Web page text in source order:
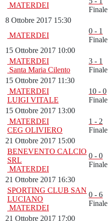
MATERDEI
Finale
8 Ottobre 2017 15:30
MATERDEI
0 - 1
Finale
15 Ottobre 2017 10:00
MATERDEI
Santa Maria Cilento
3 - 1
Finale
15 Ottobre 2017 11:30
MATERDEI
LUIGI VITALE
10 - 0
Finale
15 Ottobre 2017 13:00
MATERDEI
CEG OLIVIERO
1 - 2
Finale
21 Ottobre 2017 15:00
BENEVENTO CALCIO
SRL
MATERDEI
0 - 0
Finale
21 Ottobre 2017 16:30
SPORTING CLUB SAN
LUCIANO
MATERDEI
0 - 6
Finale
21 Ottobre 2017 17:00